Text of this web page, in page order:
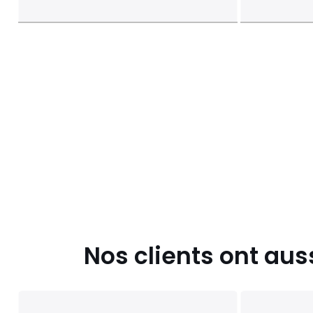
Nos clients ont